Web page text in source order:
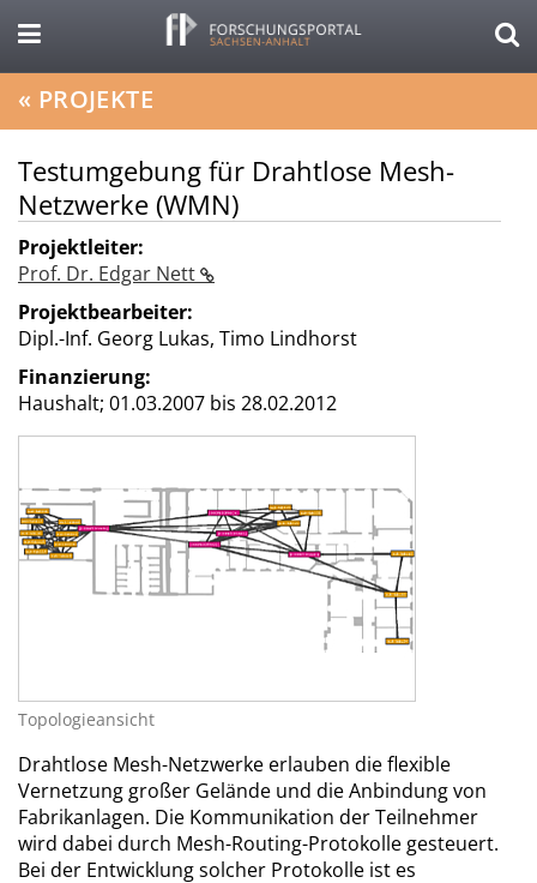
« PROJEKTE
Testumgebung für Drahtlose Mesh-
Netzwerke (WMN)
Projektleiter:
Prof. Dr. Edgar Nett
Projektbearbeiter:
Dipl.-Inf. Georg Lukas, Timo Lindhorst
Finanzierung:
Haushalt; 01.03.2007 bis 28.02.2012
Topologieansicht
Drahtlose Mesh-Netzwerke erlauben die flexible
Vernetzung großer Gelände und die Anbindung von
Fabrikanlagen. Die Kommunikation der Teilnehmer
wird dabei durch Mesh-Routing-Protokolle gesteuert.
Bei der Entwicklung solcher Protokolle ist es